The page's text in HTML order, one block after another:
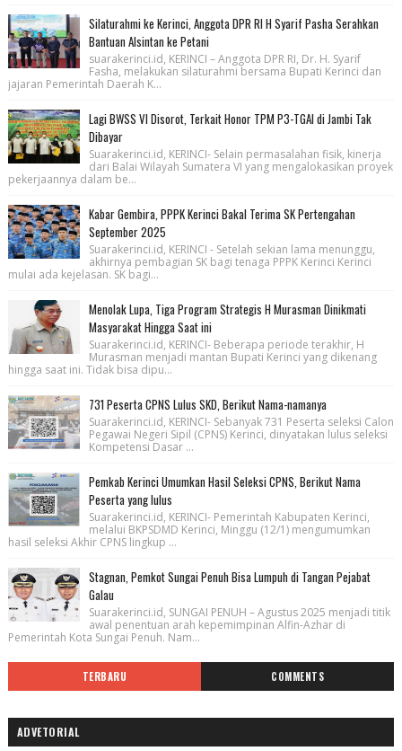
Silaturahmi ke Kerinci, Anggota DPR RI H Syarif Pasha Serahkan
Bantuan Alsintan ke Petani
suarakerinci.id, KERINCI – Anggota DPR RI, Dr. H. Syarif
Fasha, melakukan silaturahmi bersama Bupati Kerinci dan
jajaran Pemerintah Daerah K...
Lagi BWSS VI Disorot, Terkait Honor TPM P3-TGAI di Jambi Tak
Dibayar
Suarakerinci.id, KERINCI- Selain permasalahan fisik, kinerja
dari Balai Wilayah Sumatera VI yang mengalokasikan proyek
pekerjaannya dalam be...
Kabar Gembira, PPPK Kerinci Bakal Terima SK Pertengahan
September 2025
Suarakerinci.id, KERINCI - Setelah sekian lama menunggu,
akhirnya pembagian SK bagi tenaga PPPK Kerinci Kerinci
mulai ada kejelasan. SK bagi...
Menolak Lupa, Tiga Program Strategis H Murasman Dinikmati
Masyarakat Hingga Saat ini
Suarakerinci.id, KERINCI- Beberapa periode terakhir, H
Murasman menjadi mantan Bupati Kerinci yang dikenang
hingga saat ini. Tidak bisa dipu...
731 Peserta CPNS Lulus SKD, Berikut Nama-namanya
Suarakerinci.id, KERINCI- Sebanyak 731 Peserta seleksi Calon
Pegawai Negeri Sipil (CPNS) Kerinci, dinyatakan lulus seleksi
Kompetensi Dasar ...
Pemkab Kerinci Umumkan Hasil Seleksi CPNS, Berikut Nama
Peserta yang lulus
Suarakerinci.id, KERINCI- Pemerintah Kabupaten Kerinci,
melalui BKPSDMD Kerinci, Minggu (12/1) mengumumkan
hasil seleksi Akhir CPNS lingkup ...
Stagnan, Pemkot Sungai Penuh Bisa Lumpuh di Tangan Pejabat
Galau
Suarakerinci.id, SUNGAI PENUH – Agustus 2025 menjadi titik
awal penentuan arah kepemimpinan Alfin-Azhar di
Pemerintah Kota Sungai Penuh. Nam...
TERBARU COMMENTS
ADVETORIAL